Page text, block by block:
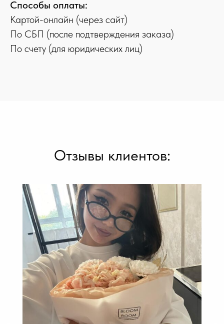
Способы оплаты:
Картой-онлайн (через сайт)
По СБП (после подтверждения заказа)
По счету (для юридических лиц)
Отзывы клиентов: